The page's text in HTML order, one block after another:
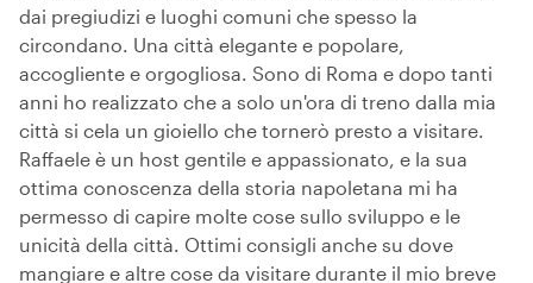
dai pregiudizi e luoghi comuni che spesso la
circondano. Una città elegante e popolare,
accogliente e orgogliosa. Sono di Roma e dopo tanti
anni ho realizzato che a solo un'ora di treno dalla mia
città si cela un gioiello che tornerò presto a visitare.
Raffaele è un host gentile e appassionato, e la sua
ottima conoscenza della storia napoletana mi ha
permesso di capire molte cose sullo sviluppo e le
unicità della città. Ottimi consigli anche su dove
mangiare e altre cose da visitare durante il mio breve